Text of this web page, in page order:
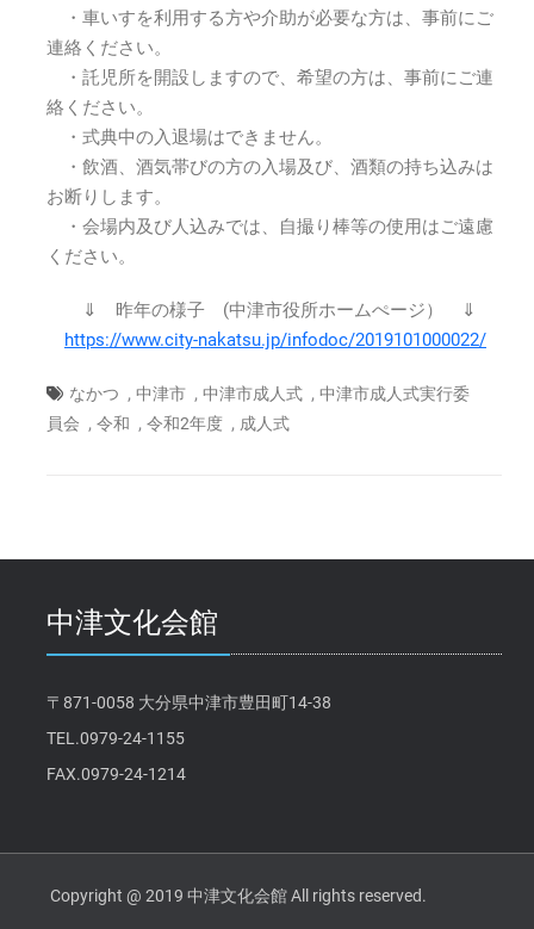
・車いすを利用する方や介助が必要な方は、事前にご
連絡ください。
・託児所を開設しますので、希望の方は、事前にご連
絡ください。
・式典中の入退場はできません。
・飲酒、酒気帯びの方の入場及び、酒類の持ち込みは
お断りします。
・会場内及び人込みでは、自撮り棒等の使用はご遠慮
ください。
⇓ 昨年の様子 (中津市役所ホームぺージ） ⇓
https://www.city-nakatsu.jp/infodoc/2019101000022/
なかつ , 中津市 , 中津市成人式 , 中津市成人式実行委
員会 , 令和 , 令和2年度 , 成人式
中津文化会館
〒871-0058 大分県中津市豊田町14-38
TEL.0979-24-1155
FAX.0979-24-1214
Copyright @ 2019 中津文化会館 All rights reserved.